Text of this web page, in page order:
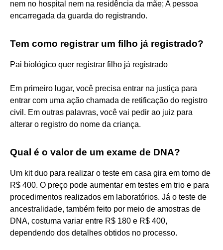
nem no hospital nem na residência da mãe; A pessoa
encarregada da guarda do registrando.
Tem como registrar um filho já registrado?
Pai biológico quer registrar filho já registrado
Em primeiro lugar, você precisa entrar na justiça para
entrar com uma ação chamada de retificação do registro
civil. Em outras palavras, você vai pedir ao juiz para
alterar o registro do nome da criança.
Qual é o valor de um exame de DNA?
Um kit duo para realizar o teste em casa gira em torno de
R$ 400. O preço pode aumentar em testes em trio e para
procedimentos realizados em laboratórios. Já o teste de
ancestralidade, também feito por meio de amostras de
DNA, costuma variar entre R$ 180 e R$ 400,
dependendo dos detalhes obtidos no processo.